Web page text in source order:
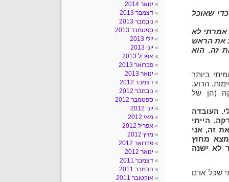
שאוכל
אמרתי לא
את הראש
זה. הוא
ביותר
הרוע.
(הן של
העובדה
הייתי
זה, אני
מחוץ
לא ישנה
שכל אדם
ינואר 2014
דצמבר 2013
נובמבר 2013
ספטמבר 2013
יולי 2013
יוני 2013
אפריל 2013
פברואר 2013
ינואר 2013
דצמבר 2012
נובמבר 2012
ספטמבר 2012
יוני 2012
מאי 2012
אפריל 2012
מרץ 2012
פברואר 2012
ינואר 2012
דצמבר 2011
נובמבר 2011
אוקטובר 2011